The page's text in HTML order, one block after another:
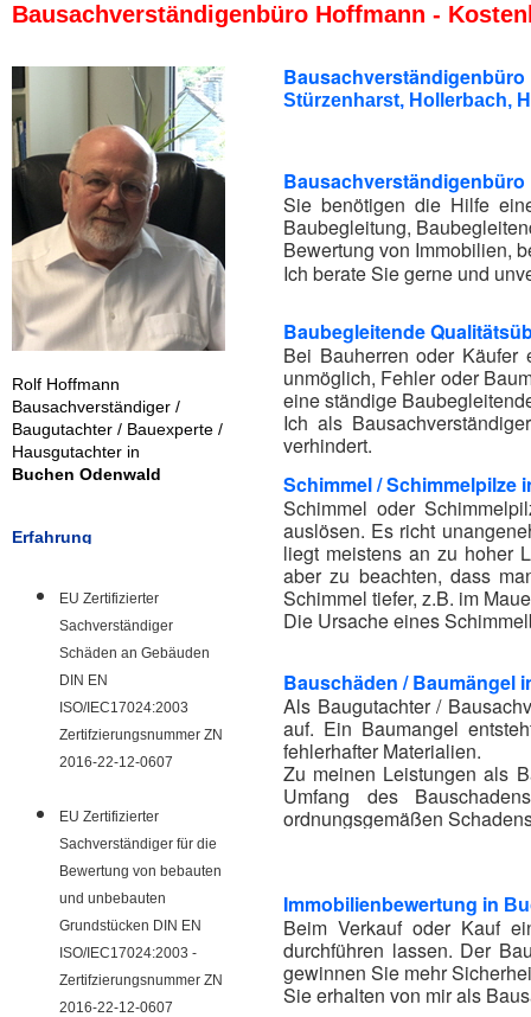
Bausachverständigenbüro Hoffmann -
Stürzenharst, Hollerbach,
Sie benötigen die Hilfe
Baubegleitung,
Bewertung von Immobilien,
Ich berate Sie gerne und
Bauschäden / Baumängel
Als Baugutachter /
auf. Ein Baumangel
fehlerhafter Materialien.
Zu meinen Leistungen als
Umfang des
ordnungsgemäßen
Baubegleitende
Bei Bauherren oder Käufer
unmöglich, Fehler oder
eine ständige
Ich als
verhindert.
Schimmel / Schimmelpilze
Schimmel oder
auslösen. Es richt
liegt meistens an zu hoher
aber zu beachten, dass
Schimmel tiefer, z.B. im
Die Ursache eines
Immobilienbewertung in
Beim Verkauf oder Kauf
durchführen lassen. Der
gewinnen Sie mehr
Sie erhalten von mir als
Rolf Hoffmann
Bausachverständiger /
Baugutachter / Bauexperte /
Hausgutachter in
Buchen Odenwald
Erfahrung
EU Zertifizierter
Sachverständiger
Schäden an Gebäuden
DIN EN
ISO/IEC17024:2003
Zertifzierungsnummer ZN
2016-22-12-0607
EU Zertifizierter
Sachverständiger für die
Bewertung von bebauten
und unbebauten
Grundstücken DIN EN
ISO/IEC17024:2003 -
Zertifzierungsnummer ZN
2016-22-12-0607